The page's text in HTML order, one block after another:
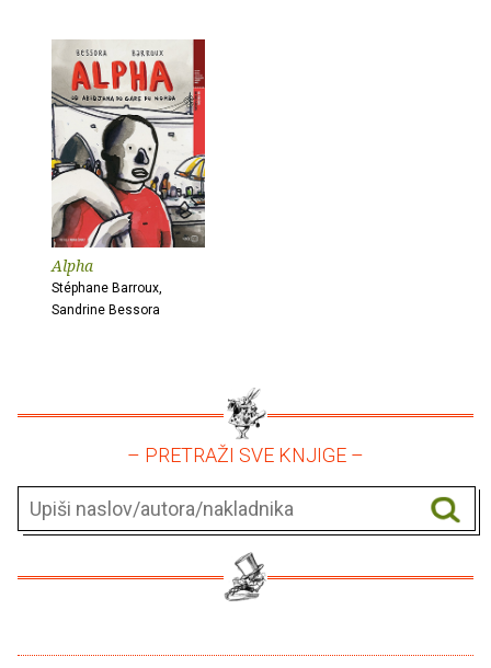
Alpha
Stéphane Barroux,
Sandrine Bessora
– PRETRAŽI SVE KNJIGE –